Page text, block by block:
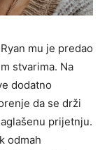
mu je predao
stvarima. Na
dodatno
da se drži
prijetnju.
odmah